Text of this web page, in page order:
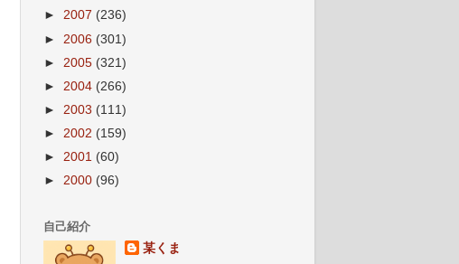
► 2007 (236)
► 2006 (301)
► 2005 (321)
► 2004 (266)
► 2003 (111)
► 2002 (159)
► 2001 (60)
► 2000 (96)
自己紹介
某くま